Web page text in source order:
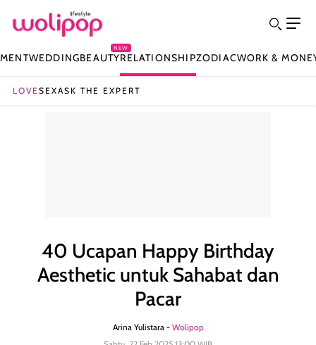
WEDDINGBEAUTY
NEW
RELATIONSHIPZODIACWORK &
LOVESEXASK THE EXPERT
40 Ucapan Happy Birthday
Aesthetic untuk Sahabat dan
Pacar
Arina Yulistara - Wolipop